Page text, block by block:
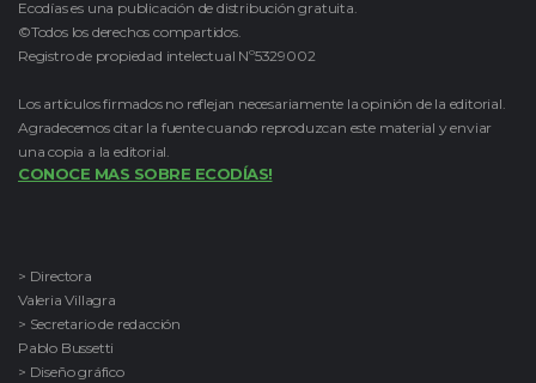
Ecodías es una publicación de distribución gratuita.
©Todos los derechos compartidos.
Registro de propiedad intelectual Nº5329002
Los artículos firmados no reflejan necesariamente la opinión de la editorial.
Agradecemos citar la fuente cuando reproduzcan este material y enviar
una copia a la editorial.
CONOCE MAS SOBRE ECODÍAS!
> Directora
Valeria Villagra
> Secretario de redacción
Pablo Bussetti
> Diseño gráfico